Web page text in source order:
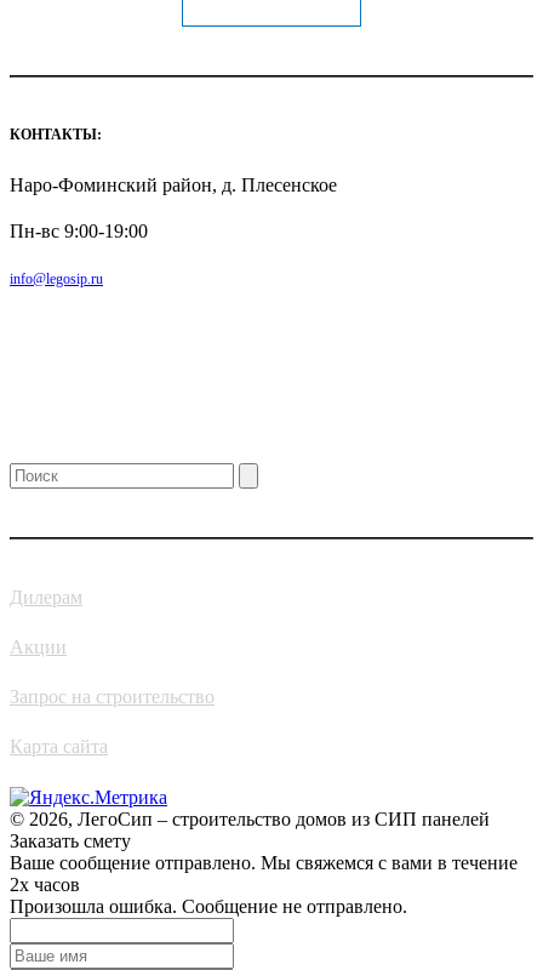
КОНТАКТЫ:
Наро-Фоминский район, д. Плесенское
Пн-вс 9:00-19:00
info@legosip.ru
Дилерам
Акции
Запрос на строительство
Карта сайта
© 2026, ЛегоСип – строительство домов из СИП панелей
Заказать смету
Ваше сообщение отправлено. Мы свяжемся с вами в течение
2х часов
Произошла ошибка. Сообщение не отправлено.